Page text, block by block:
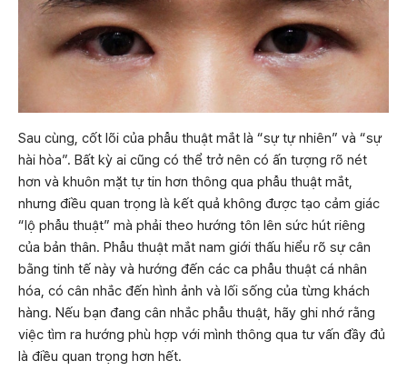
Sau cùng, cốt lõi của phẫu thuật mắt là “sự tự nhiên” và “sự
hài hòa”. Bất kỳ ai cũng có thể trở nên có ấn tượng rõ nét
hơn và khuôn mặt tự tin hơn thông qua phẫu thuật mắt,
nhưng điều quan trọng là kết quả không được tạo cảm giác
“lộ phẫu thuật” mà phải theo hướng tôn lên sức hút riêng
của bản thân. Phẫu thuật mắt nam giới thấu hiểu rõ sự cân
bằng tinh tế này và hướng đến các ca phẫu thuật cá nhân
hóa, có cân nhắc đến hình ảnh và lối sống của từng khách
hàng. Nếu bạn đang cân nhắc phẫu thuật, hãy ghi nhớ rằng
việc tìm ra hướng phù hợp với mình thông qua tư vấn đầy đủ
là điều quan trọng hơn hết.